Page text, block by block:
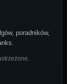
poradników,